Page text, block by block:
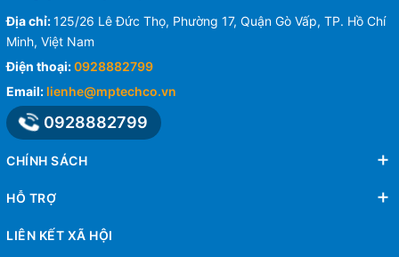
Địa chỉ:125/26 Lê Đức Thọ, Phường 17, Quận Gò Vấp, TP. Hồ Chí
Minh, Việt Nam
Điện thoại:0928882799
Email: lienhe@mptechco.vn
0928882799
CHÍNH SÁCH
HỖ TRỢ
LIÊN KẾT XÃ HỘI